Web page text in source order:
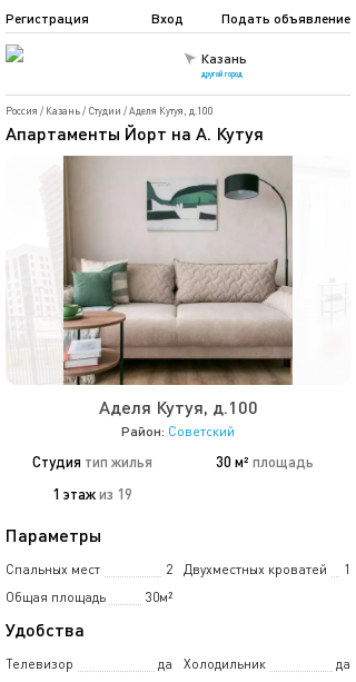
Казань
другой город
Подать объявление
Регистрация Вход
Россия / Казань/ Студии /Аделя Кутуя, д.100
Апартаменты Йорт на А. Кутуя
Аделя Кутуя, д.100
Район: Советский
Студия тип жилья 30 м² площадь
1 этаж из 19
Параметры
Спальных мест 2 Двухместных кроватей
1
Общая площадь
30м²
Удобства
Телевизор да Холодильник
да